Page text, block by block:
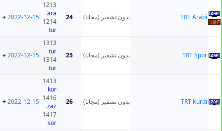
TRT Arabi بدون تشفير (مجانا) 24
1213
ara
1214
tur
2022-12-15
+
TRT Spor بدون تشفير (مجانا) 25
1313
tur
1314
tur
2022-12-15
+
TRT Kurdi بدون تشفير (مجانا) 26
1413
kur
1416
zaz
1417
sor
2022-12-15
+